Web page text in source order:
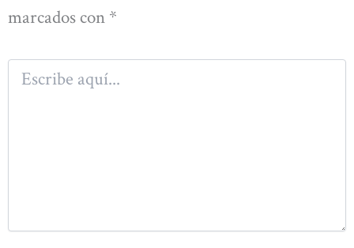
marcados con *
Escribe
aquí...